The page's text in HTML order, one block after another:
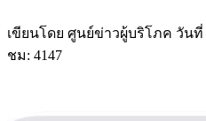
เขียนโดย ศูนย์ข่าวผู้บริโภค วันที่
ชม: 4147